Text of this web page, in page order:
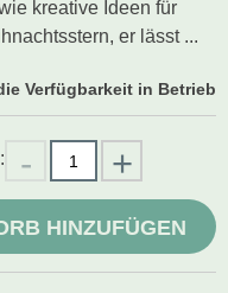
kreative Ideen für
er lässt ...
Verfügbarkeit in Betrieb
HINZUFÜGEN